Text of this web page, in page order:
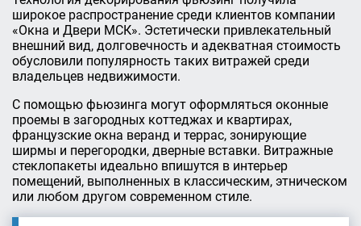
широкое распространение среди клиентов компании
«Окна и Двери МСК». Эстетически привлекательный
внешний вид, долговечность и адекватная стоимость
обусловили популярность таких витражей среди
владельцев недвижимости.
С помощью фьюзинга могут оформляться оконные
проемы в загородных коттеджах и квартирах,
французские окна веранд и террас, зонирующие
ширмы и перегородки, дверные вставки. Витражные
стеклопакеты идеально впишутся в интерьер
помещений, выполненных в классическим, этническом
или любом другом современном стиле.